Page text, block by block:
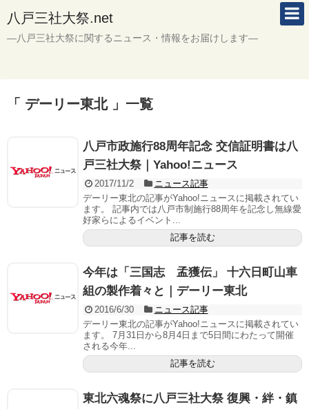
八戸三社大祭.net
―八戸三社大祭に関するニュース・情報をお届けします―
「 デーリー東北 」一覧
八戸市政施行88周年記念 交信証明書は八
戸三社大祭｜Yahoo!ニュース
2017/11/2
ニュース記事
デーリー東北の記事がYahoo!ニュースに掲載されてい
ます。 記事内では八戸市制施行88周年を記念し無線愛
好家らによるイベント...
記事を読む
今年は「三国志 孟獲伝」 十六日町山車
組の製作着々と｜デーリー東北
2016/6/30
ニュース記事
デーリー東北の記事がYahoo!ニュースに掲載されてい
ます。 7月31日から8月4日まで5日間にわたって開催
される今年...
記事を読む
東北六魂祭に八戸三社大祭 復興・絆・鎮